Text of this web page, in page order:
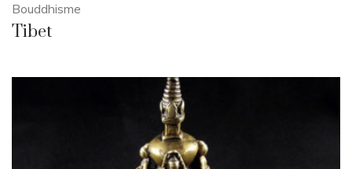
Bouddhisme
Tibet